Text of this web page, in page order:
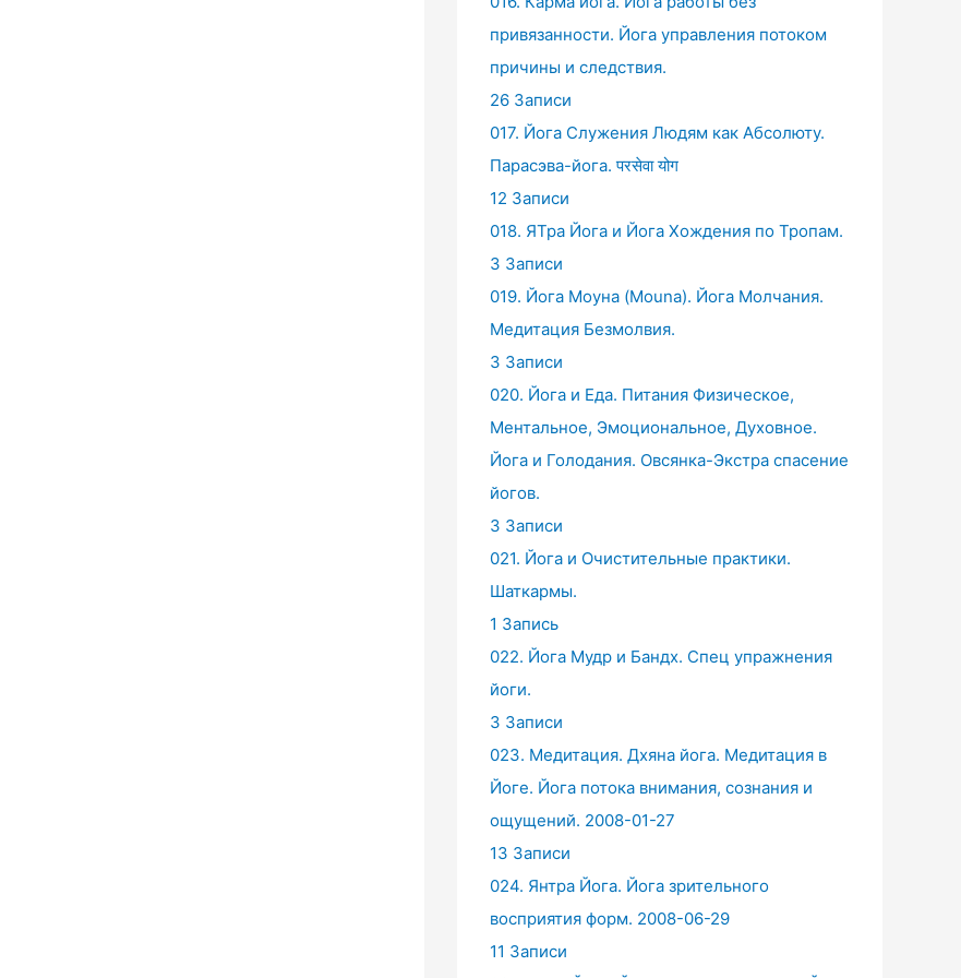
привязанности. Йога управления потоком
причины и следствия.
26 Записи
017. Йога Служения Людям как Абсолюту.
Парасэва-йога. परसेवा योग
12 Записи
018. ЯТра Йога и Йога Хождения по Тропам.
3 Записи
019. Йога Моуна (Mouna). Йога Молчания.
Медитация Безмолвия.
3 Записи
020. Йога и Еда. Питания Физическое,
Ментальное, Эмоциональное, Духовное.
Йога и Голодания. Овсянка-Экстра спасение
йогов.
3 Записи
021. Йога и Очистительные практики.
Шаткармы.
1 Запись
022. Йога Мудр и Бандх. Спец упражнения
йоги.
3 Записи
023. Медитация. Дхяна йога. Медитация в
Йоге. Йога потока внимания, сознания и
ощущений. 2008-01-27
13 Записи
024. Янтра Йога. Йога зрительного
восприятия форм. 2008-06-29
11 Записи